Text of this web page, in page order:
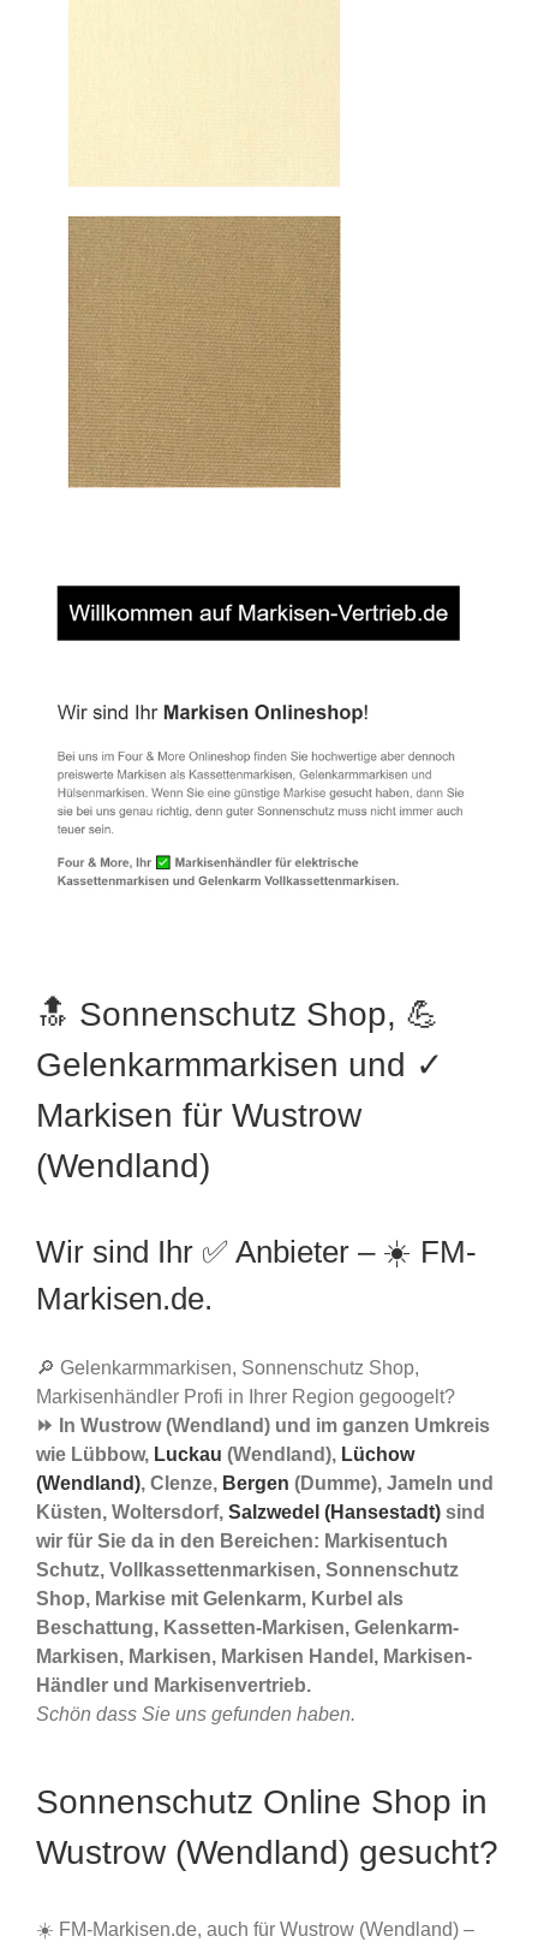
🔝 Sonnenschutz Shop, 💪
Gelenkarmmarkisen und ✓
Markisen für Wustrow
(Wendland)
Wir sind Ihr ✅ Anbieter – ☀️ FM-
Markisen.de.
🔎 Gelenkarmmarkisen, Sonnenschutz Shop,
Markisenhändler Profi in Ihrer Region gegoogelt?
⏩ In Wustrow (Wendland) und im ganzen Umkreis
wie Lübbow, Luckau (Wendland), Lüchow
(Wendland), Clenze, Bergen (Dumme), Jameln und
Küsten, Woltersdorf, Salzwedel (Hansestadt) sind
wir für Sie da in den Bereichen: Markisentuch
Schutz, Vollkassettenmarkisen, Sonnenschutz
Shop, Markise mit Gelenkarm, Kurbel als
Beschattung, Kassetten-Markisen, Gelenkarm-
Markisen, Markisen, Markisen Handel, Markisen-
Händler und Markisenvertrieb.
Schön dass Sie uns gefunden haben.
Sonnenschutz Online Shop in
Wustrow (Wendland) gesucht?
☀️ FM-Markisen.de, auch für Wustrow (Wendland) –